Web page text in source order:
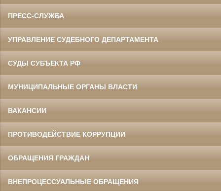
ПРЕСС-СЛУЖБА
УПРАВЛЕНИЕ СУДЕБНОГО ДЕПАРТАМЕНТА
СУДЫ СУБЪЕКТА РФ
МУНИЦИПАЛЬНЫЕ ОРГАНЫ ВЛАСТИ
ВАКАНСИИ
ПРОТИВОДЕЙСТВИЕ КОРРУПЦИИ
ОБРАЩЕНИЯ ГРАЖДАН
ВНЕПРОЦЕССУАЛЬНЫЕ ОБРАЩЕНИЯ